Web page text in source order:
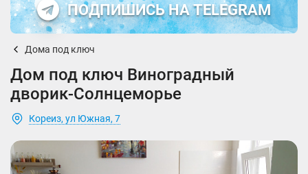
ПОДПИШИСЬ НА TELEGRAM
Дома под ключ
Дом под ключ Виноградный
дворик-Солнцеморье
Кореиз, ул Южная, 7